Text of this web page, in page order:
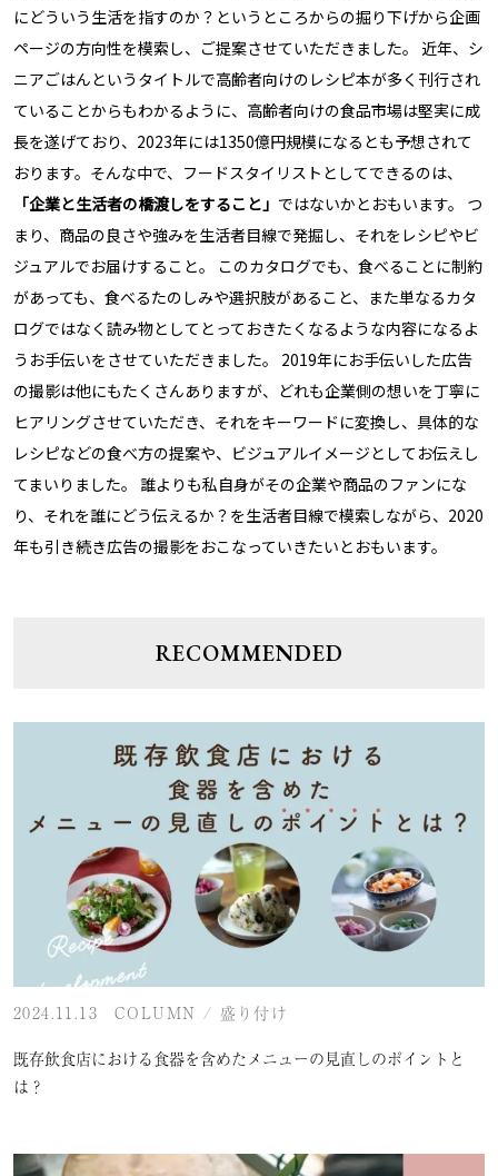
にどういう生活を指すのか？というところからの掘り下げから企画
ページの方向性を模索し、ご提案させていただきました。 近年、シ
ニアごはんというタイトルで高齢者向けのレシピ本が多く刊行され
ていることからもわかるように、高齢者向けの食品市場は堅実に成
長を遂げており、2023年には1350億円規模になるとも予想されて
おります。そんな中で、フードスタイリストとしてできるのは、
「企業と生活者の橋渡しをすること」 ではないかとおもいます。 つ
まり、商品の良さや強みを生活者目線で発掘し、それをレシピやビ
ジュアルでお届けすること。 このカタログでも、食べることに制約
があっても、食べるたのしみや選択肢があること、また単なるカタ
ログではなく読み物としてとっておきたくなるような内容になるよ
うお手伝いをさせていただきました。 2019年にお手伝いした広告
の撮影は他にもたくさんありますが、どれも企業側の想いを丁寧に
ヒアリングさせていただき、それをキーワードに変換し、具体的な
レシピなどの食べ方の提案や、ビジュアルイメージとしてお伝えし
てまいりました。 誰よりも私自身がその企業や商品のファンにな
り、それを誰にどう伝えるか？を生活者目線で模索しながら、2020
年も引き続き広告の撮影をおこなっていきたいとおもいます。
RECOMMENDED
2024.11.13 COLUMN / 盛り付け
既存飲食店における食器を含めたメニューの見直しのポイントと
は？